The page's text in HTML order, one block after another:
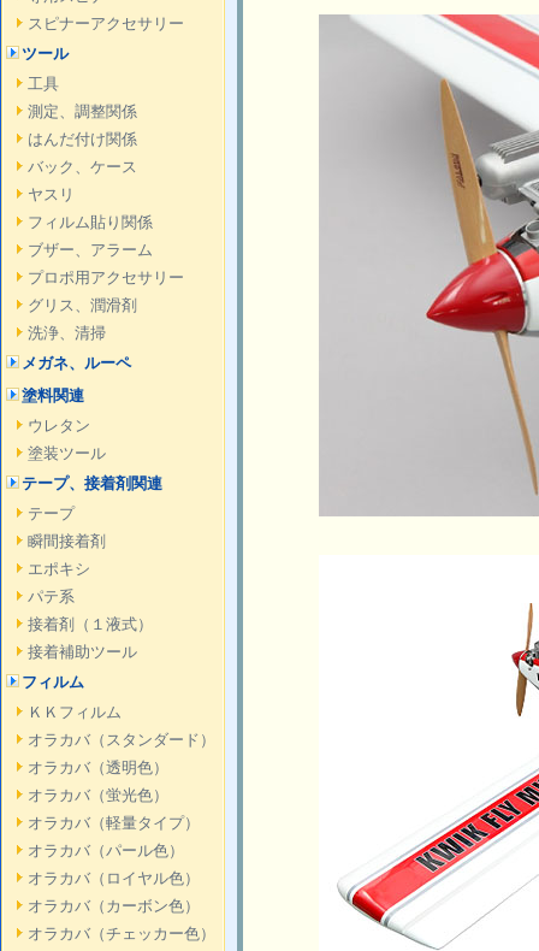
スピナーアクセサリー
ツール
工具
測定、調整関係
はんだ付け関係
バック、ケース
ヤスリ
フィルム貼り関係
ブザー、アラーム
プロポ用アクセサリー
グリス、潤滑剤
洗浄、清掃
メガネ、ルーペ
塗料関連
ウレタン
塗装ツール
テープ、接着剤関連
テープ
瞬間接着剤
エポキシ
パテ系
接着剤（１液式）
接着補助ツール
フィルム
ＫＫフィルム
オラカバ（スタンダード）
オラカバ（透明色）
オラカバ（蛍光色）
オラカバ（軽量タイプ）
オラカバ（パール色）
オラカバ（ロイヤル色）
オラカバ（カーボン色）
オラカバ（チェッカー色）